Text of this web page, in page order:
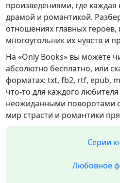
произведениями, где
драмой и романтикой.
отношениях главных героев,
многоугольник их чувств и
На «Only Books» вы можете
абсолютно бесплатно, или
форматах: txt, fb2, rtf, epub,
что-то для каждого
неожиданными поворотами
мир страсти и романтики
Серии
Любовное